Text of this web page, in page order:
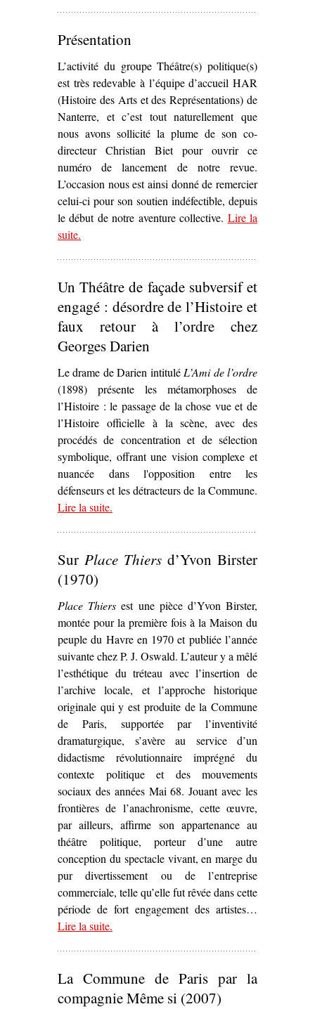
Présentation
L’activité du groupe Théâtre(s) politique(s)
est très redevable à l’équipe d’accueil HAR
(Histoire des Arts et des Représentations) de
Nanterre, et c’est tout naturellement que
nous avons sollicité la plume de son co-
directeur Christian Biet pour ouvrir ce
numéro de lancement de notre revue.
L’occasion nous est ainsi donné de remercier
celui-ci pour son soutien indéfectible, depuis
le début de notre aventure collective. Lire la
suite– ‘Présentation’
.
Un Théâtre de façade subversif et
engagé : désordre de l’Histoire et
faux retour à l’ordre chez
Georges Darien
Le drame de Darien intituléL’Ami de l’ordre
(1898) présente les métamorphoses de
l’Histoire : le passage de la chose vue et de
l’Histoire officielle à la scène, avec des
procédés de concentration et de sélection
symbolique, offrant une vision complexe et
nuancée dans l'opposition entre les
défenseurs et les détracteurs de la Commune.
Lire la suite– ‘Un Théâtre de façade subversif et engagé :
.
Sur Place Thiers d’Yvon Birster
(1970)
Place Thiers est une pièce d’Yvon Birster,
montée pour la première fois à la Maison du
peuple du Havre en 1970 et publiée l’année
suivante chez P. J. Oswald. L’auteur y a mêlé
l’esthétique du tréteau avec l’insertion de
l’archive locale, et l’approche historique
originale qui y est produite de la Commune
de Paris, supportée par l’inventivité
dramaturgique, s’avère au service d’un
didactisme révolutionnaire imprégné du
contexte politique et des mouvements
sociaux des années Mai 68. Jouant avec les
frontières de l’anachronisme, cette œuvre,
par ailleurs, affirme son appartenance au
théâtre politique, porteur d’une autre
conception du spectacle vivant, en marge du
pur divertissement ou de l’entreprise
commerciale, telle qu’elle fut rêvée dans cette
période de fort engagement des artistes…
Lire la suite– ‘Sur
.
La Commune de Paris par la
compagnie Même si (2007)